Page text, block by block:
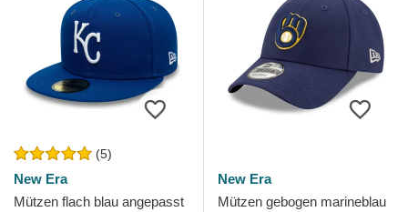
(5)
New Era
Mützen flach blau angepasst
New Era
Mützen gebogen marineblau